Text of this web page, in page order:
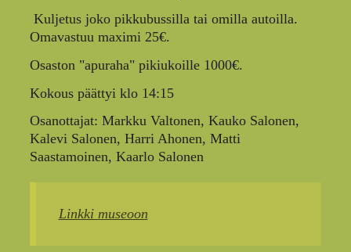
Kuljetus joko pikkubussilla tai omilla autoilla.
Omavastuu maximi 25€.
Osaston "apuraha" pikiukoille 1000€.
Kokous päättyi klo 14:15
Osanottajat: Markku Valtonen, Kauko Salonen,
Kalevi Salonen, Harri Ahonen, Matti
Saastamoinen, Kaarlo Salonen
Linkki museoon